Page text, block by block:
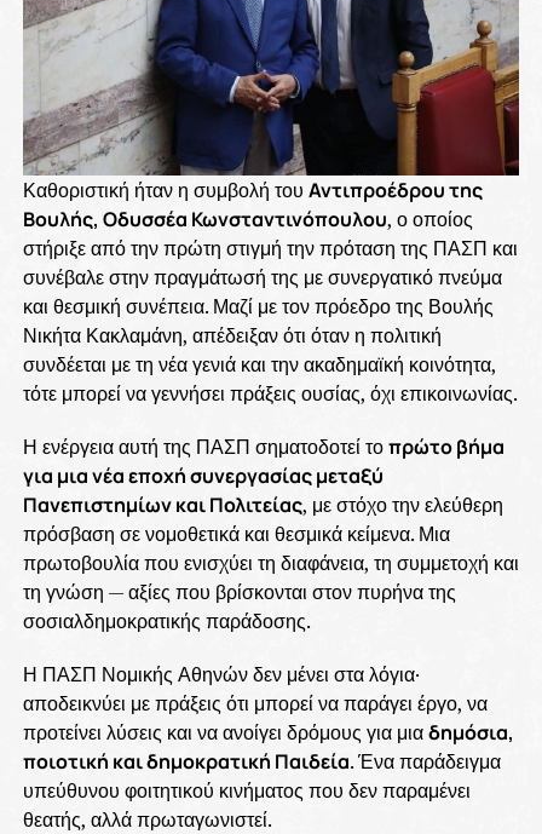
Καθοριστική ήταν η συμβολή του Αντιπροέδρου της
Βουλής, Οδυσσέα Κωνσταντινόπουλου, ο οποίος
στήριξε από την πρώτη στιγμή την πρόταση της ΠΑΣΠ και
συνέβαλε στην πραγμάτωσή της με συνεργατικό πνεύμα
και θεσμική συνέπεια. Μαζί με τον πρόεδρο της Βουλής
Νικήτα Κακλαμάνη, απέδειξαν ότι όταν η πολιτική
συνδέεται με τη νέα γενιά και την ακαδημαϊκή κοινότητα,
τότε μπορεί να γεννήσει πράξεις ουσίας, όχι επικοινωνίας.
Η ενέργεια αυτή της ΠΑΣΠ σηματοδοτεί τοπρώτο βήμα
για μια νέα εποχή συνεργασίας μεταξύ
Πανεπιστημίων και Πολιτείας, με στόχο την ελεύθερη
πρόσβαση σε νομοθετικά και θεσμικά κείμενα. Μια
πρωτοβουλία που ενισχύει τη διαφάνεια, τη συμμετοχή και
τη γνώση — αξίες που βρίσκονται στον πυρήνα της
σοσιαλδημοκρατικής παράδοσης.
Η ΠΑΣΠ Νομικής Αθηνών δεν μένει στα λόγια·
αποδεικνύει με πράξεις ότι μπορεί να παράγει έργο, να
προτείνει λύσεις και να ανοίγει δρόμους για μιαδημόσια,
ποιοτική και δημοκρατική Παιδεία. Ένα παράδειγμα
υπεύθυνου φοιτητικού κινήματος που δεν παραμένει
θεατής, αλλά πρωταγωνιστεί.